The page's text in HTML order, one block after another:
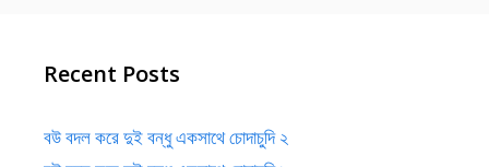
Recent Posts
বউ বদল করে দুই বন্ধু একসাথে চোদাচুদি ২